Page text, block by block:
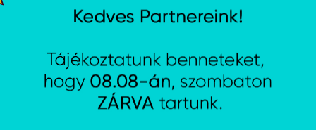
Wi-Fi szabvány
WLAN adatátviteli sebesség (max.)